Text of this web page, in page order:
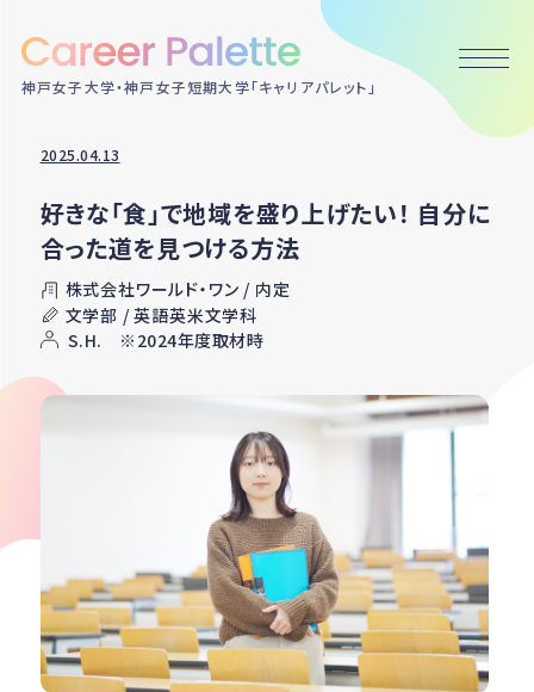
神戸女子大学・神戸女子短期大学「キャリアパレット」
2025.04.13
好きな「食」で地域を盛り上げたい！ 自分に
合った道を見つける方法
株式会社ワールド・ワン / 内定
文学部 / 英語英米文学科
S.H. ※2024年度取材時